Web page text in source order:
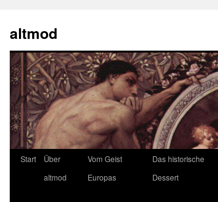
springen
altmod
Start
Über
altmod
Vom Geist
Europas
Das historische
Dessert